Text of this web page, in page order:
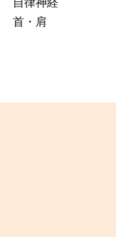
首・肩